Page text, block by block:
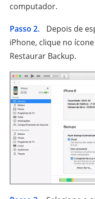
computador.
Passo 2.
Depois de
iPhone, clique no
Restaurar Backup.